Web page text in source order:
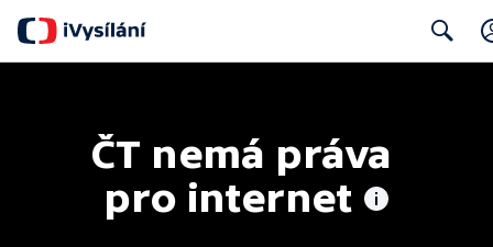
ČT nemá práva
pro internet